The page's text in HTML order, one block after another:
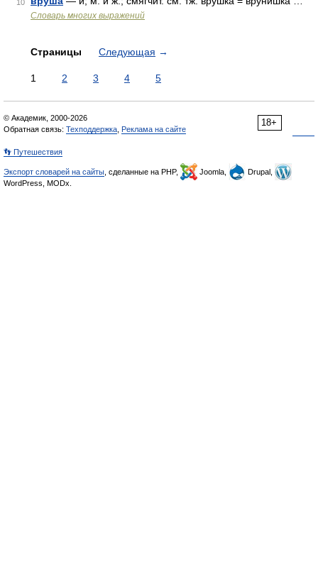
10
Словарь многих выражений
Страницы Следующая →
1 2 3 4 5
18+
© Академик, 2000-2026
Обратная связь: Техподдержка Реклама на сайте
👣 Путешествия
Экспорт словарей на сайты , сделанные на PHP, Joomla,
Drupal,
WordPress, MODx.